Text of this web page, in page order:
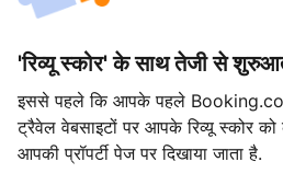
'रिव्यू स्कोर' के साथ तेजी से
इससे पहले कि आपके पहले
ट्रैवेल वेबसाइटों पर आपके रिव्यू स्कोर को
आपकी प्रॉपर्टी पेज पर दिखाया जाता है.